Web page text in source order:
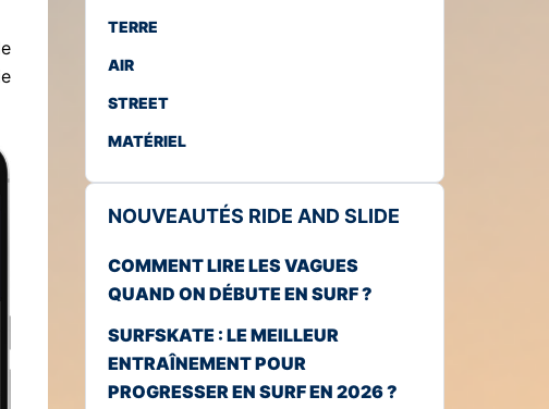
TERRE
AIR
STREET
MATÉRIEL
NOUVEAUTÉS RIDE AND SLIDE
COMMENT LIRE LES VAGUES
QUAND ON DÉBUTE EN SURF ?
SURFSKATE : LE MEILLEUR
ENTRAÎNEMENT POUR
PROGRESSER EN SURF EN 2026 ?